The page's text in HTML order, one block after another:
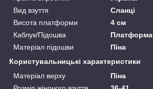
Вид взуття
Сланці
Висота платформи
4 см
Каблук/Підошва
Платформа
Матеріал підошви
Піна
Користувальницькі характеристики
Матеріал верху
Піна